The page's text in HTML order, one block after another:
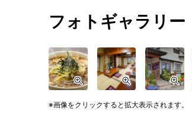
フォトギャラリー
画像をクリックすると拡大表示されます。